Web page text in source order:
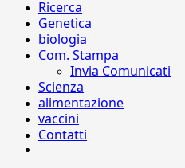
Ricerca
Genetica
biologia
Com. Stampa
Invia Comunicati
Scienza
alimentazione
vaccini
Contatti